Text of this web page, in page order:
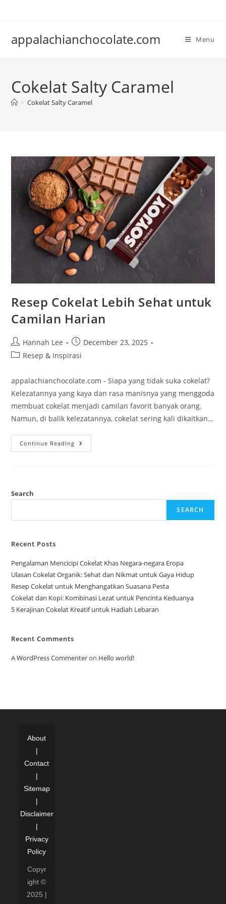
appalachianchocolate.com Menu
Cokelat Salty Caramel
> Cokelat Salty Caramel
Resep Cokelat Lebih Sehat untuk
Camilan Harian
Post
author:
Hannah Lee
Post
published:
December 23, 2025
PostResep & Inspirasi
appalachianchocolate.com - Siapa yang tidak suka cokelat?
Kelezatannya yang kaya dan rasa manisnya yang menggoda
membuat cokelat menjadi camilan favorit banyak orang.
Namun, di balik kelezatannya, cokelat sering kali dikaitkan…
Continue Reading Resep
Cokelat
Search
SEARCH
Recent Posts
Pengalaman Mencicipi Cokelat Khas Negara-negara Eropa
Ulasan Cokelat Organik: Sehat dan Nikmat untuk Gaya Hidup
Resep Cokelat untuk Menghangatkan Suasana Pesta
Cokelat dan Kopi: Kombinasi Lezat untuk Pencinta Keduanya
5 Kerajinan Cokelat Kreatif untuk Hadiah Lebaran
Recent Comments
A WordPress Commenteron Hello world!
About
|
Contact
|
Sitemap
|
Disclaimer
|
Privacy
Policy
Copyr
ight ©
2025 |